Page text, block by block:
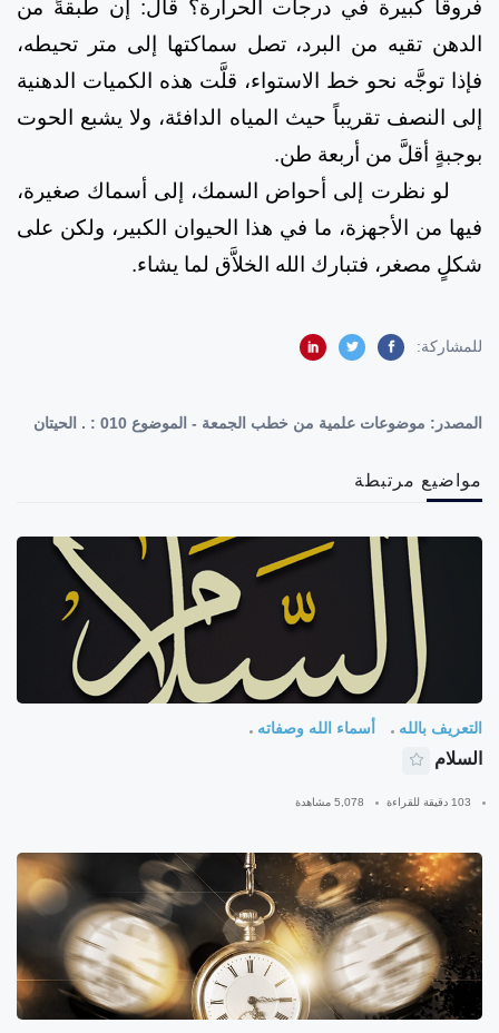
فروقاً كبيرة في درجات الحرارة؟ قال: إن طبقةً من
الدهن تقيه من البرد، تصل سماكتها إلى متر تحيطه،
فإذا توجَّه نحو خط الاستواء، قلَّت هذه الكميات الدهنية
إلى النصف تقريباً حيث المياه الدافئة، ولا يشبع الحوت
بوجبةٍ أقلَّ من أربعة طن.
لو نظرت إلى أحواض السمك، إلى أسماك صغيرة،
فيها من الأجهزة، ما في هذا الحيوان الكبير، ولكن على
شكلٍ مصغر، فتبارك الله الخلاَّق لما يشاء.
للمشاركة:
المصدر: موضوعات علمية من خطب الجمعة - الموضوع 010 : . الحيتان
مواضيع مرتبطة
التعريف بالله أسماء الله وصفاته
السلام
103 دقيقة للقراءة 5,078 مشاهدة